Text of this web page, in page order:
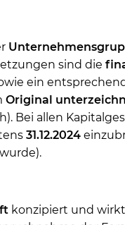
sind die
ein
Original
Bei allen
31.12.2024
konzipiert und